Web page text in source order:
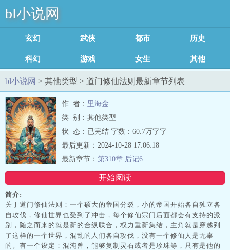
bl小说网
玄幻魔法 武侠修真 都市言情 历史军事
科幻灵异 游戏竞技 女生耽美 其他类型
足迹记录
bl小说网 > 其他类型 > 道门修仙法则最新章节列表
作 者： 里海金
类 别：其他类型
状 态：已完结 字数：60.7万字字
开始阅读
最后更新：2024-10-28 17:06:18
最新章节： 第310章 后记6
简介:
关于道门修仙法则：一个硕大的帝国分裂，小的帝国开始各自独立各
自攻伐，修仙世界也受到了冲击，每个修仙宗门后面都会有支持的派
别，随之而来的就是新的合纵联合，权力重新集结，主角就是穿越到
了这样的一个世界，混乱的人们各自攻伐，没有一个修仙人是无辜
的。有一个设定：混沌兽，能够复制灵石或者是珍珠等，只有是他的